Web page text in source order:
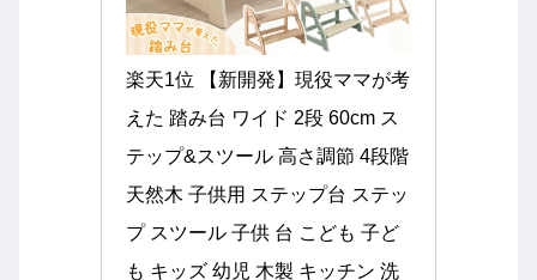
楽天1位 【新開発】現役ママが考
えた 踏み台 ワイド 2段 60cm ス
テップ&スツール 高さ調節 4段階
天然木 子供用 ステップ台 ステッ
プ スツール 子供 台 こども 子ど
も キッズ 幼児 木製 キッチン 洗